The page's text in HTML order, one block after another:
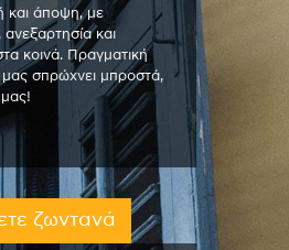
και άποψη, με
ανεξαρτησία και
κοινά. Πραγματική
σπρώχνει μπροστά,
ζωντανά